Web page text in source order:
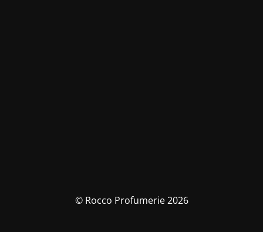
© Rocco Profumerie 2026